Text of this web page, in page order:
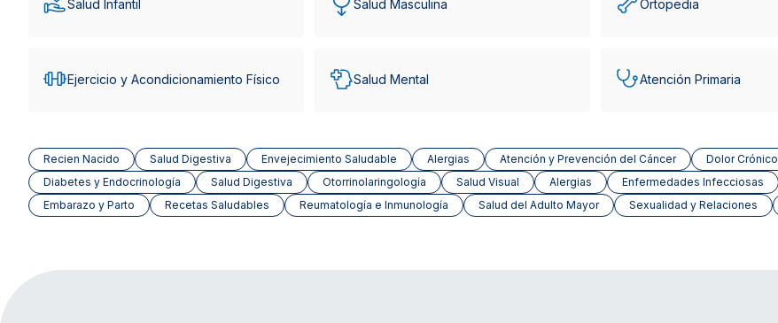
Salud Infantil Salud Masculina Ortopedia
Ejercicio y Acondicionamiento Físico Salud Mental Atención Primaria
Recien Nacido Salud Digestiva Envejecimiento Saludable Alergias Atención y Prevención del Cáncer Dolor Crónico
Diabetes y Endocrinología
Salud Digestiva Otorrinolaringología Salud Visual Alergias Enfermedades Infecciosas
Embarazo y Parto
Recetas Saludables Reumatología e Inmunología Salud del Adulto Mayor Sexualidad y Relaciones